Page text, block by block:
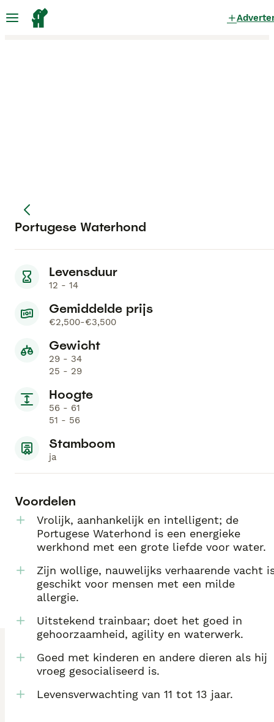
Portugese Waterhond
Levensduur
12 - 14
Gemiddelde prijs
€2,500-€3,500
Gewicht
29 - 34
25 - 29
Hoogte
56 - 61
51 - 56
Stamboom
ja
Voordelen
Vrolijk, aanhankelijk en intelligent; de
Portugese Waterhond is een energieke
werkhond met een grote liefde voor water.
Zijn wollige, nauwelijks verhaarende vacht
geschikt voor mensen met een milde
allergie.
Uitstekend trainbaar; doet het goed in
gehoorzaamheid, agility en waterwerk.
Goed met kinderen en andere dieren als hij
vroeg gesocialiseerd is.
Levensverwachting van 11 tot 13 jaar.